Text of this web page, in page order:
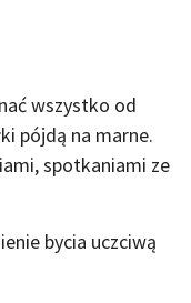
wszystko od
pójdą na marne.
spotkaniami ze
bycia uczciwą